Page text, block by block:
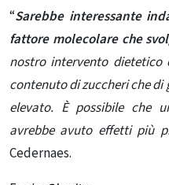
“Sarebbe interessante
fattore molecolare che
nostro intervento
contenuto di zuccheri che di
elevato. È possibile che
avrebbe avuto effetti più
Cedernaes.